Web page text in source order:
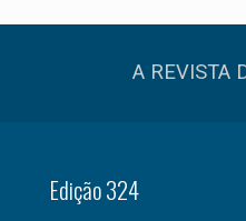
A REVISTA
Edição 324